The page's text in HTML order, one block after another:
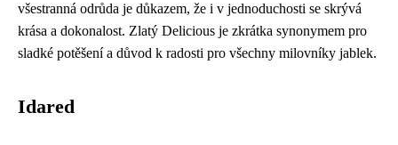
všestranná odrůda je důkazem, že i v jednoduchosti se skrývá
krása a dokonalost. Zlatý Delicious je zkrátka synonymem pro
sladké potěšení a důvod k radosti pro všechny milovníky jablek.
Idared